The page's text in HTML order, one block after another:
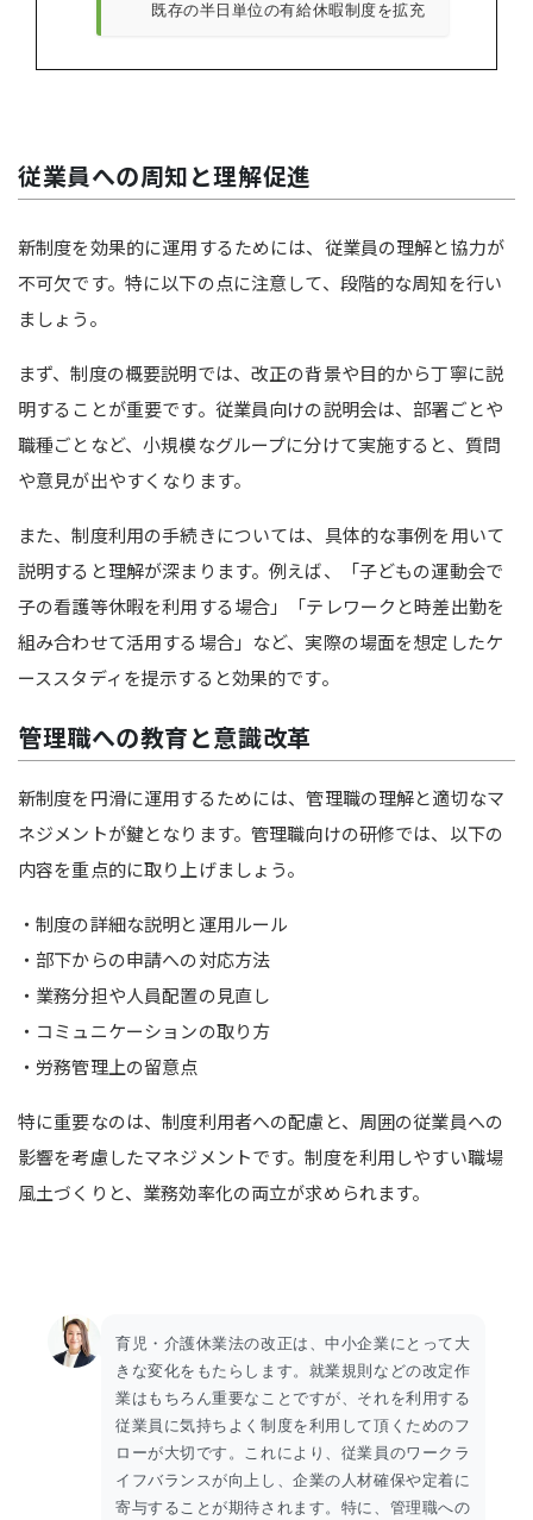
既存の半日単位の有給休暇制度を拡充
従業員への周知と理解促進
新制度を効果的に運用するためには、従業員の理解と協力が
不可欠です。特に以下の点に注意して、段階的な周知を行い
ましょう。
まず、制度の概要説明では、改正の背景や目的から丁寧に説
明することが重要です。従業員向けの説明会は、部署ごとや
職種ごとなど、小規模なグループに分けて実施すると、質問
や意見が出やすくなります。
また、制度利用の手続きについては、具体的な事例を用いて
説明すると理解が深まります。例えば、「子どもの運動会で
子の看護等休暇を利用する場合」「テレワークと時差出勤を
組み合わせて活用する場合」など、実際の場面を想定したケ
ーススタディを提示すると効果的です。
管理職への教育と意識改革
新制度を円滑に運用するためには、管理職の理解と適切なマ
ネジメントが鍵となります。管理職向けの研修では、以下の
内容を重点的に取り上げましょう。
・制度の詳細な説明と運用ルール
・部下からの申請への対応方法
・業務分担や人員配置の見直し
・コミュニケーションの取り方
・労務管理上の留意点
特に重要なのは、制度利用者への配慮と、周囲の従業員への
影響を考慮したマネジメントです。制度を利用しやすい職場
風土づくりと、業務効率化の両立が求められます。
育児・介護休業法の改正は、中小企業にとって大
きな変化をもたらします。就業規則などの改定作
業はもちろん重要なことですが、それを利用する
従業員に気持ちよく制度を利用して頂くためのフ
ローが大切です。これにより、従業員のワークラ
イフバランスが向上し、企業の人材確保や定着に
寄与することが期待されます。特に、管理職への